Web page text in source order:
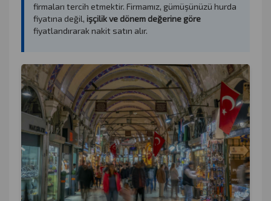
firmaları tercih etmektir. Firmamız, gümüşünüzü hurda
fiyatına değil, işçilik ve dönem değerine göre
fiyatlandırarak nakit satın alır.